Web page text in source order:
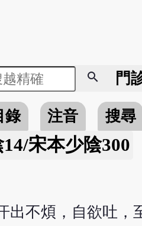
search 門
錄 注音 搜尋
宋本少陰300
出不煩，自欲吐，